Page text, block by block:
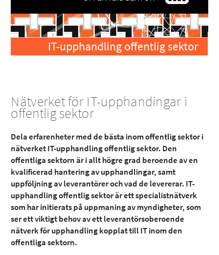
IT-upphandling offentlig sektor
Nätverket för IT-upphandingar i
offentlig sektor
Dela erfarenheter med de bästa inom offentlig sektor i
nätverket IT-upphandling offentlig sektor. Den
offentliga sektorn är i allt högre grad beroende av en
kvalificerad hantering av upphandlingar, samt
uppföljning av leverantörer och vad de levererar. IT-
upphandling offentlig sektor är ett specialistnätverk
som har initierats på uppmaning av myndigheter, som
ser ett viktigt behov av ett leverantörsoberoende
nätverk för upphandling kopplat till IT inom den
offentliga sektorn.